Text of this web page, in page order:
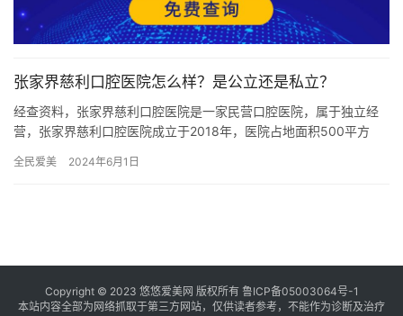
张家界慈利口腔医院怎么样？是公立还是私立？
经查资料，张家界慈利口腔医院是一家民营口腔医院，属于独立经
营，张家界慈利口腔医院成立于2018年，医院占地面积500平方
种…
全民爱美 2024年6月1日
Copyright © 2023 悠悠爱美网 版权所有 鲁ICP备05003064号-1
本站内容全部为网络抓取于第三方网站，仅供读者参考，不能作为诊断及治疗